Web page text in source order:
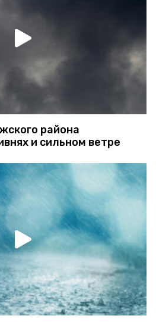
района
и сильном ветре